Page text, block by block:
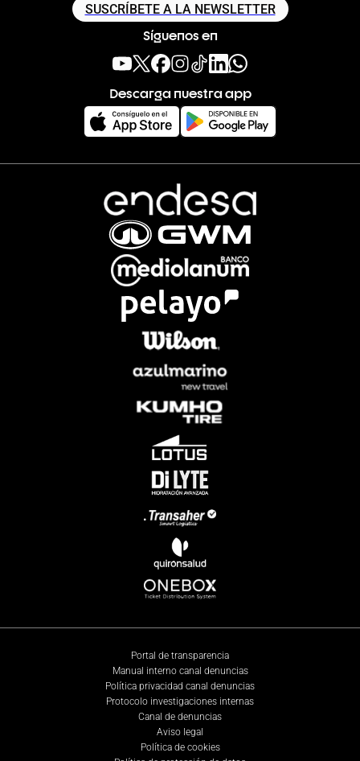
SUSCRÍBETE A LA NEWSLETTER
Síguenos en
Descarga nuestra app
Portal de transparencia
Manual interno canal denuncias
Política privacidad canal denuncias
Protocolo investigaciones internas
Canal de denuncias
Aviso legal
Política de cookies